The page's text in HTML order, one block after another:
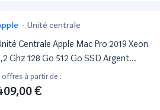
- Unité centrale
Centrale Apple Mac Pro 2019 Xeon
Ghz 128 Go 512 Go SSD Argent
offres à partir de :
€